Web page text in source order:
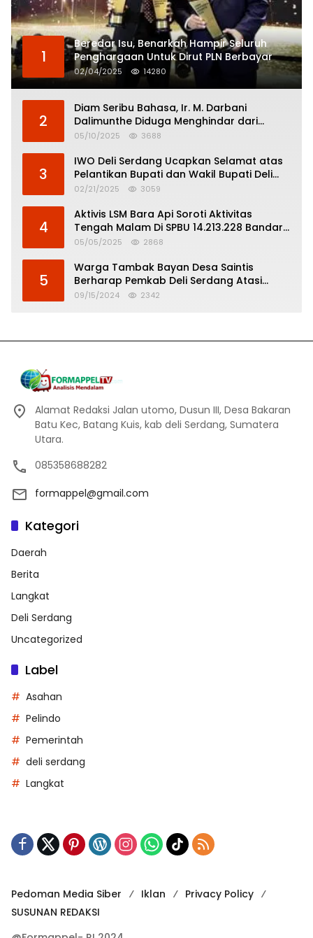
1
Beredar Isu, Benarkah Hampir Seluruh
Penghargaan Untuk Dirut PLN Berbayar
02/04/2025 14280
2
Diam Seribu Bahasa, Ir. M. Darbani
Dalimunthe Diduga Menghindar dari
Pertanggungjawaban Politik
05/10/2025 3688
3
IWO Deli Serdang Ucapkan Selamat atas
Pelantikan Bupati dan Wakil Bupati Deli
Serdang
02/21/2025 3059
4
Aktivis LSM Bara Api Soroti Aktivitas
Tengah Malam Di SPBU 14.213.228 Bandar
Tinggi
05/05/2025 2868
5
Warga Tambak Bayan Desa Saintis
Berharap Pemkab Deli Serdang Atasi
Banjir
09/15/2024 2342
Alamat Redaksi Jalan utomo, Dusun III, Desa Bakaran
Batu Kec, Batang Kuis, kab deli Serdang, Sumatera
Utara.
085358688282
formappel@gmail.com
Kategori
Daerah
Berita
Langkat
Deli Serdang
Uncategorized
Label
Asahan
Pelindo
Pemerintah
deli serdang
Langkat
Pedoman Media Siber Iklan
Privacy Policy
SUSUNAN REDAKSI